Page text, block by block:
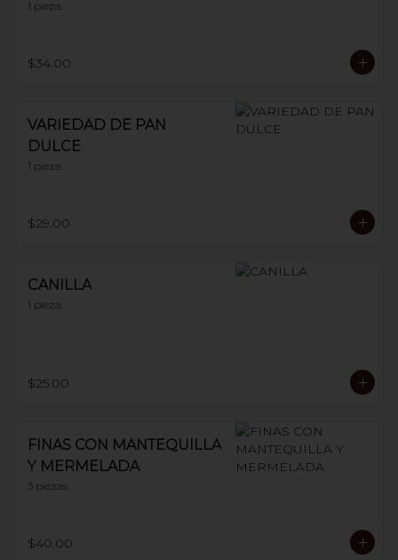
1 pieza.
$34.00
VARIEDAD DE PAN
DULCE
1 pieza.
$29.00
CANILLA
1 pieza.
$25.00
FINAS CON MANTEQUILLA
Y MERMELADA
3 piezas.
$40.00